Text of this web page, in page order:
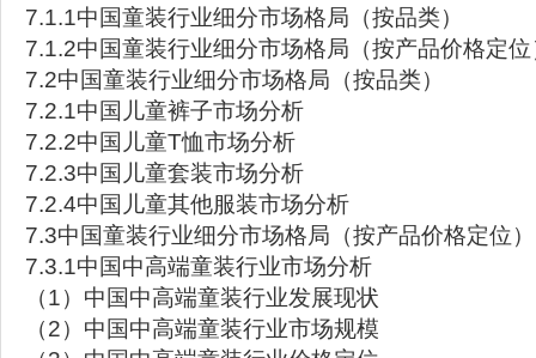
7.1.1中国童装行业细分市场格局（按品类）
7.1.2中国童装行业细分市场格局（按产品价格定位
7.2中国童装行业细分市场格局（按品类）
7.2.1中国儿童裤子市场分析
7.2.2中国儿童T恤市场分析
7.2.3中国儿童套装市场分析
7.2.4中国儿童其他服装市场分析
7.3中国童装行业细分市场格局（按产品价格定位）
7.3.1中国中高端童装行业市场分析
（1）中国中高端童装行业发展现状
（2）中国中高端童装行业市场规模